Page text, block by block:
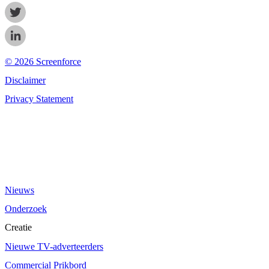
© 2026 Screenforce
Disclaimer
Privacy Statement
Nieuws
Onderzoek
Creatie
Nieuwe TV-adverteerders
Commercial Prikbord